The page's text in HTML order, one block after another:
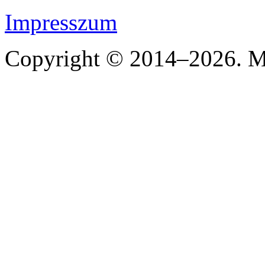
Impresszum
Copyright © 2014–2026.